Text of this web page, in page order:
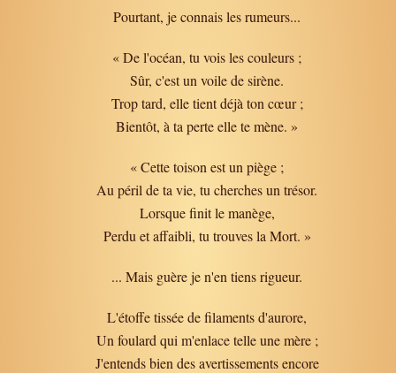
Pourtant, je connais les rumeurs...
« De l'océan, tu vois les couleurs ;
Sûr, c'est un voile de sirène.
Trop tard, elle tient déjà ton cœur ;
Bientôt, à ta perte elle te mène. »
« Cette toison est un piège ;
Au péril de ta vie, tu cherches un trésor.
Lorsque finit le manège,
Perdu et affaibli, tu trouves la Mort. »
... Mais guère je n'en tiens rigueur.
L'étoffe tissée de filaments d'aurore,
Un foulard qui m'enlace telle une mère ;
J'entends bien des avertissements encore